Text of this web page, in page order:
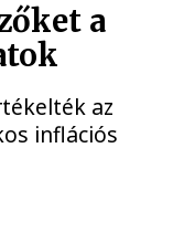
a
az
inflációs